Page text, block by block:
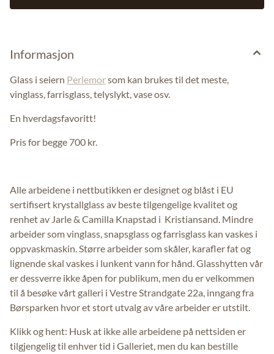
Informasjon
Glass i seiern Perlemorsom kan brukes til det meste,
vinglass, farrisglass, telyslykt, vase osv.
En hverdagsfavoritt!
Pris for begge 700 kr.
Alle arbeidene i nettbutikken er designet og blåst i EU
sertifisert krystallglass av beste tilgengelige kvalitet og
renhet av Jarle & Camilla Knapstad i Kristiansand. Mindre
arbeider som vinglass, snapsglass og farrisglass kan vaskes i
oppvaskmaskin. Større arbeider som skåler, karafler fat og
lignende skal vaskes i lunkent vann for hånd. Glasshytten vår
er dessverre ikke åpen for publikum, men du er velkommen
til å besøke vårt galleri i Vestre Strandgate 22a, inngang fra
Børsparken hvor et stort utvalg av våre arbeider er utstilt.
Klikk og hent: Husk at ikke alle arbeidene på nettsiden er
tilgjengelig til enhver tid i Galleriet, men du kan bestille